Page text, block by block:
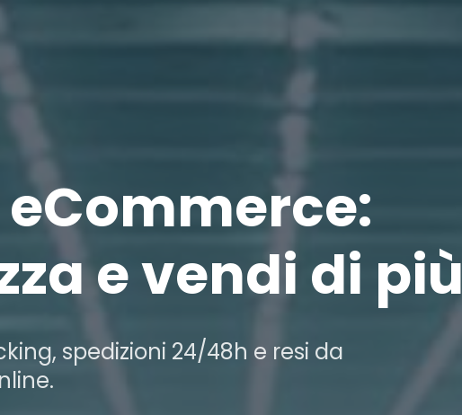
e vendi di più
spedizioni 24/48h e resi da